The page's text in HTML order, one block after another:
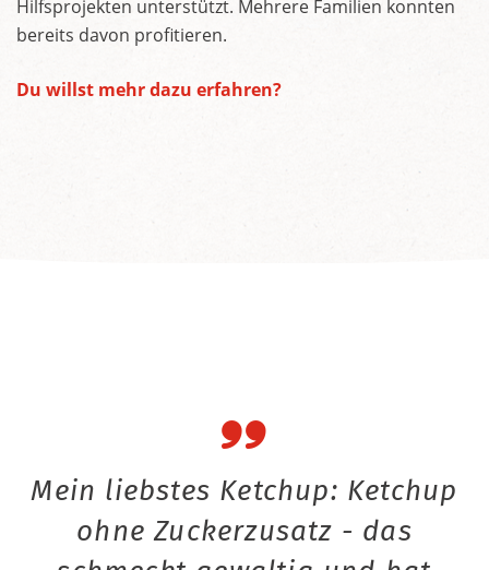
Hilfsprojekten unterstützt. Mehrere Familien konnten
bereits davon profitieren.
Du willst mehr dazu erfahren?
Mein liebstes Ketchup: Ketchup
ohne Zuckerzusatz - das